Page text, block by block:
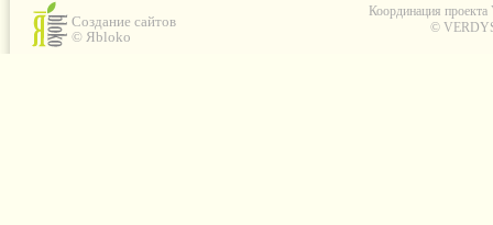
Создание сайтов
© Яbloko
Координация проекта
©